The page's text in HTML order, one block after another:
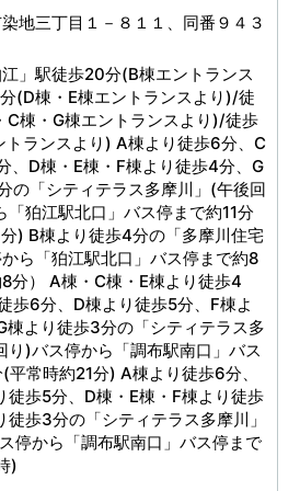
地三丁目１－８１１、同番９４３
」駅徒歩20分(B棟エントランス
(D棟・E棟エントランスより)/徒
C棟・G棟エントランスより)/徒歩
トランスより) A棟より徒歩6分、C
、D棟・E棟・F棟より徒歩4分、G
の「シティテラス多摩川」(午後回
「狛江駅北口」バス停まで約11分
分) B棟より徒歩4分の「多摩川住宅
ら「狛江駅北口」バス停まで約8
分） A棟・C棟・E棟より徒歩4
歩6分、D棟より徒歩5分、F棟よ
棟より徒歩3分の「シティテラス多
り)バス停から「調布駅南口」バス
平常時約21分) A棟より徒歩6分、
徒歩5分、D棟・E棟・F棟より徒歩
徒歩3分の「シティテラス多摩川」
停から「調布駅南口」バス停まで
)